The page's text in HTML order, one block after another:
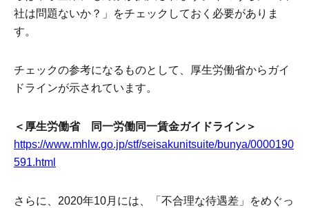
社は問題ないか？」をチェックしておく必要がありま
す。
チェックの参考になるものとして、厚生労働省からガイ
ドラインが示されています。
＜厚生労働省 同一労働同一賃金ガイドライン＞
https://www.mhlw.go.jp/stf/seisakunitsuite/bunya/0000190
591.html
さらに、2020年10月には、「不合理な待遇差」をめぐっ